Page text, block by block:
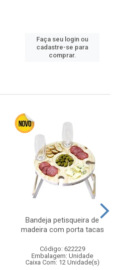
Faça seu login ou
cadastre-se para
comprar.
Bandeja petisqueira de
madeira com porta tacas
Código: 622229
Embalagem: Unidade
Caixa Com: 12 Unidade(s)